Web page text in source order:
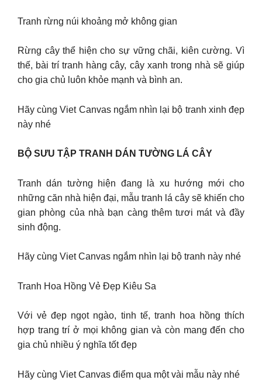
Tranh rừng núi khoảng mở không gian
Rừng cây thể hiện cho sự vững chãi, kiên cường. Vì
thế, bài trí tranh hàng cây, cây xanh trong nhà sẽ giúp
cho gia chủ luôn khỏe mạnh và bình an.
Hãy cùng Viet Canvas ngắm nhìn lại bộ tranh xinh đẹp
này nhé
BỘ SƯU TẬP TRANH DÁN TƯỜNG LÁ CÂY
Tranh dán tường hiện đang là xu hướng mới cho
những căn nhà hiện đại, mẫu tranh lá cây sẽ khiến cho
gian phòng của nhà bạn càng thêm tươi mát và đầy
sinh động.
Hãy cùng Viet Canvas ngắm nhìn lại bộ tranh này nhé
Tranh Hoa Hồng Vẻ Đẹp Kiêu Sa
Với vẻ đẹp ngọt ngào, tinh tế, tranh hoa hồng thích
hợp trang trí ở mọi không gian và còn mang đến cho
gia chủ nhiều ý nghĩa tốt đẹp
Hãy cùng Viet Canvas điểm qua một vài mẫu này nhé